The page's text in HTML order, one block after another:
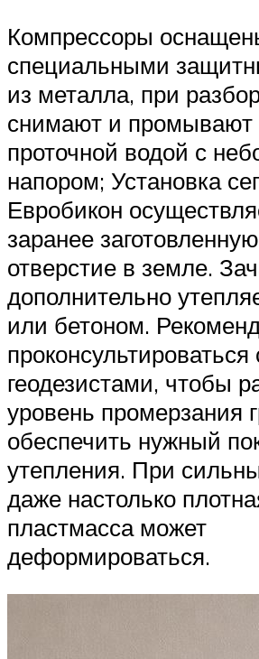
Компрессоры
специальными
из металла, при
снимают и промывают
проточной водой с
напором; Установка
Евробикон
заранее
отверстие в земле.
дополнительно
или бетоном.
проконсультироваться
геодезистами, чтобы
уровень промерзания
обеспечить нужный
утепления. При
даже настолько
пластмасса может
деформироваться.